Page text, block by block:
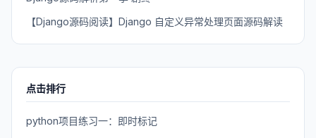
【Django源码阅读】Django 自定义异常处理页面源码解读
点击排行
python项目练习一：即时标记